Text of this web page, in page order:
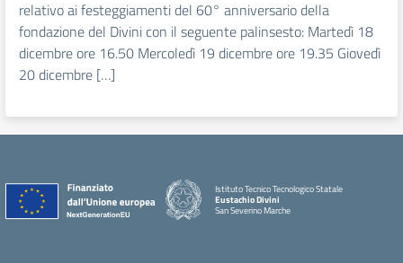
relativo ai festeggiamenti del 60° anniversario della
fondazione del Divini con il seguente palinsesto: Martedì 18
dicembre ore 16.50 Mercoledì 19 dicembre ore 19.35 Giovedì
20 dicembre […]
Istituto Tecnico Tecnologico Statale
Eustachio Divini
San Severino Marche